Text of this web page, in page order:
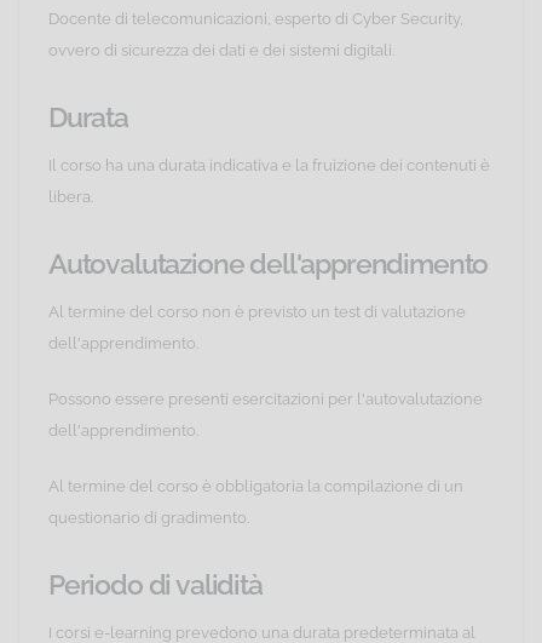
Docente di telecomunicazioni, esperto di Cyber Security,
ovvero di sicurezza dei dati e dei sistemi digitali.
Durata
Il corso ha una durata indicativa e la fruizione dei contenuti è
libera.
Autovalutazione dell'apprendimento
Al termine del corso non è previsto un test di valutazione
dell'apprendimento.
Possono essere presenti esercitazioni per l'autovalutazione
dell'apprendimento.
Al termine del corso è obbligatoria la compilazione di un
questionario di gradimento.
Periodo di validità
I corsi e-learning prevedono una durata predeterminata al